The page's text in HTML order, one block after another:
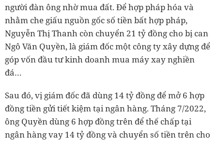
người đàn ông nhờ mua đất. Để hợp pháp hóa và
nhằm che giấu nguồn gốc số tiền bất hợp pháp,
Nguyễn Thị Thanh còn chuyển 21 tỷ đồng cho bị can
Ngô Văn Quyền, là giám đốc một công ty xây dựng để
góp vốn đầu tư kinh doanh mua máy xay nghiền
đá…
Sau đó, vị giám đốc đã dùng 14 tỷ đồng để mở 6 hợp
đồng tiền gửi tiết kiệm tại ngân hàng. Tháng 7/2022,
ông Quyền dùng 6 hợp đồng trên để thế chấp tại
ngân hàng vay 14 tỷ đồng và chuyển số tiền trên cho